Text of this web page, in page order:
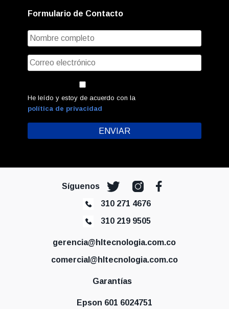
Formulario de Contacto
He leído y estoy de acuerdo con la
política de privacidad
Síguenos
310 271 4676
310 219 9505
gerencia@hltecnologia.com.co
comercial@hltecnologia.com.co
Garantías
Epson 601 6024751